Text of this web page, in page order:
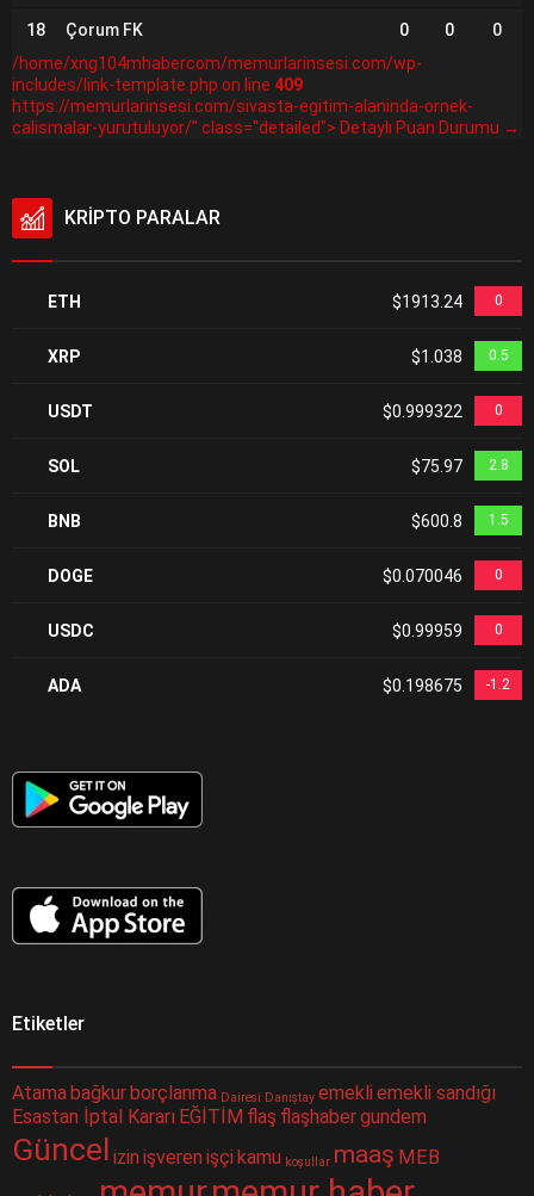
18 Çorum FK 0 0
0
/home/xng104mhabercom/memurlarinsesi.com/wp-
includes/link-template.php on line 409
https://memurlarinsesi.com/sivasta-egitim-alaninda-ornek-
calismalar-yurutuluyor/" class="detailed"> Detaylı Puan Durumu →
KRİPTO PARALAR
ETH $1913.24 0
XRP $1.038 0.5
USDT $0.999322 0
SOL $75.97 2.8
BNB $600.8 1.5
DOGE $0.070046 0
USDC $0.99959 0
ADA $0.198675 -1.2
Etiketler
Atamabağkurborçlanma Dairesi Danıştay emekliemekli sandığı
Esastan İptal Kararı EĞİTİM flaş flaşhabergundem
Güncel izin işveren işçikamu koşullar maaş MEB